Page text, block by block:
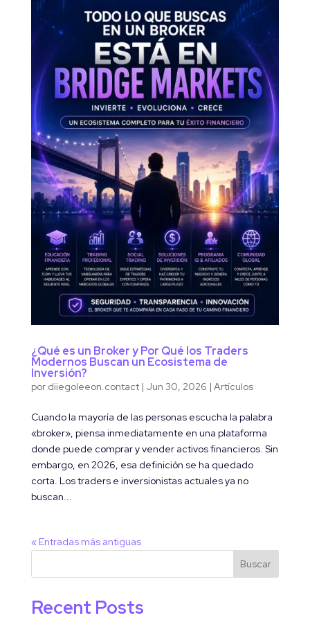
¿Qué es un Broker y Por Qué los Traders
Modernos Buscan un Ecosistema de
Inversión?
por diiegoleeon.contact| Jun 30, 2026 | Artículos
Cuando la mayoría de las personas escucha la palabra
«broker», piensa inmediatamente en una plataforma
donde puede comprar y vender activos financieros. Sin
embargo, en 2026, esa definición se ha quedado
corta. Los traders e inversionistas actuales ya no
buscan...
« Entradas más antiguas
Buscar
Recent Posts